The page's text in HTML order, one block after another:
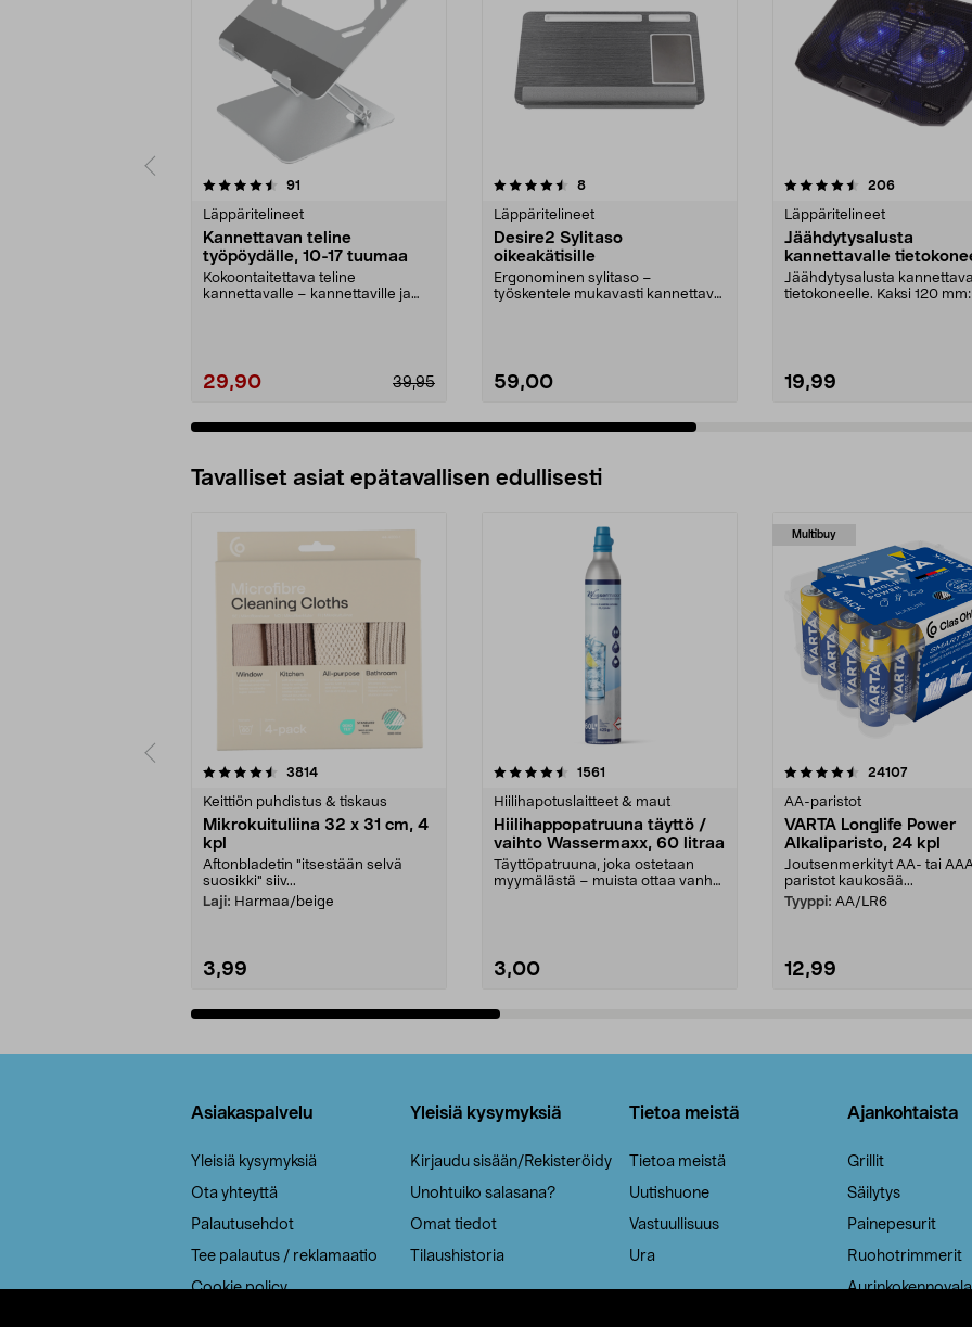
91
Läppäritelineet
Kannettavan teline
työpöydälle, 10-17 tuumaa
Kokoontaitettava teline
kannettavalle – kannettaville ja
29,90 39,95
4.5 viidestä
8arvostelut
Läppäritelineet
Desire2 Sylitaso
oikeakätisille
Ergonominen sylitaso –
työskentele mukavasti kannettava
59,00
4.5 viidestä
206arvostelut
Läppäritelineet
Jäähdytysalusta
kannettavalle
Deltaco LTC-100
Jäähdytysalusta
tietokoneelle. Kaksi 120
19,99
4.5 viidestä
Tavalliset asiat epätavallisen edullisesti
3814arvostelut
Keittiön puhdistus & tiskaus
Mikrokuituliina 32 x 31 cm, 4
kpl
Aftonbladetin "itsestään selvä
suosikki" siiv...
Laji: Harmaa/beige
3,99
4.5viidestä
1561
Hiilihapotuslaitteet & maut
Hiilihappopatruuna täyttö /
vaihto Wassermaxx, 60 litraa
Täyttöpatruuna, joka ostetaan
myymälästä – muista ottaa vanha
3,00
Multibuy
4.5viidestä
24107arvostelut
AA-paristot
VARTA Longlife Power
Alkaliparisto, 24 kpl
Joutsenmerkityt AA- tai
paristot kaukosää...
Tyyppi: AA/LR6
12,99
4.5viidestä
Asiakaspalvelu
Yleisiä kysymyksiä
Ota yhteyttä
Palautusehdot
Tee palautus / reklamaatio
Cookie policy
Yleisiä kysymyksiä
Kirjaudu sisään/Rekisteröidy
Unohtuiko salasana?
Omat tiedot
Tilaushistoria
Tietoa meistä
Tietoa meistä
Uutishuone
Vastuullisuus
Ura
Ajankohtaista
Grillit
Säilytys
Painepesurit
Ruohotrimmerit